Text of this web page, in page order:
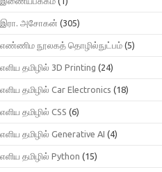
இரா. அசோகன் (305)
எண்ணிம நூலகத் தொழில்நுட்பம் (5)
எளிய தமிழில் 3D Printing (24)
எளிய தமிழில் Car Electronics (18)
எளிய தமிழில் CSS (6)
எளிய தமிழில் Generative AI (4)
எளிய தமிழில் Python (15)